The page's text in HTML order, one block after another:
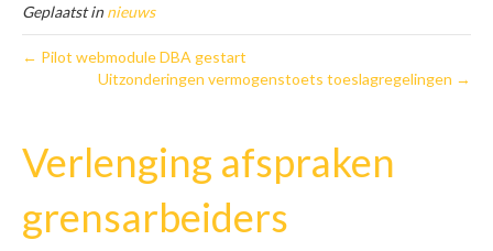
Geplaatst innieuws
← Pilot webmodule DBA gestart
Uitzonderingen vermogenstoets toeslagregelingen →
Verlenging afspraken
grensarbeiders